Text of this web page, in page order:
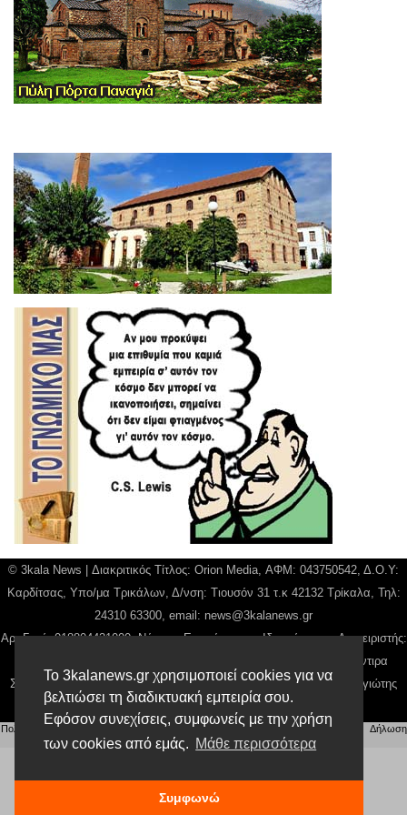
Το 3kalanews.gr χρησιμοποιεί cookies για να
βελτιώσει τη διαδικτυακή εμπειρία σου.
Εφόσον συνεχίσεις, συμφωνείς με την χρήση
των cookies από εμάς. Μάθε περισσότερα
Συμφωνώ
© 3kala News | Διακριτικός Τίτλος: Orion Media, ΑΦΜ: 043750542, Δ.Ο.Υ:
Καρδίτσας, Υπο/μα Τρικάλων, Δ/νση: Τιουσόν 31 τ.κ 42132 Τρίκαλα, Τηλ:
24310 63300, email: news@3kalanews.gr
Αρ. Γεμή: 018804431000, Νόμιμος Εκπρόσωπος, Ιδιοκτήτης και Διαχειριστής:
Παναγιώτης Φιλίππου, Διευθύντρια: Γιαννουσά Βασιλική, Διευθύντιρα
Σύνταξης: Μπαλαμπάνη Βασιλική. Δικαιούχος domain name Παναγιώτης
Φιλίππου
Πολιτική απορρήτου Αίτηση Διαχείρισης Προσωπικών Δεδομένων |Όροι χρήσης
Δήλωση
Συμμόρφωσης